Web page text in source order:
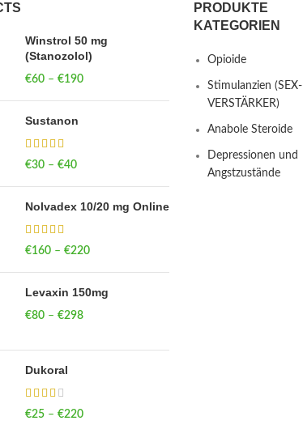
Winstrol 50 mg
(Stanozolol)
€60 – €190Price range: €60
Sustanon
€30 – €40Price range: €30
Nolvadex 10/20 mg Online
€160 – €220Price range: €160
Levaxin 150mg
€80 – €298Price range: €80
Dukoral
€25 – €220Price range: €25
PRODUKTE
KATEGORIEN
Opioide
Stimulanzien (SEX-
VERSTÄRKER)
Anabole Steroide
Depressionen und
Angstzustände